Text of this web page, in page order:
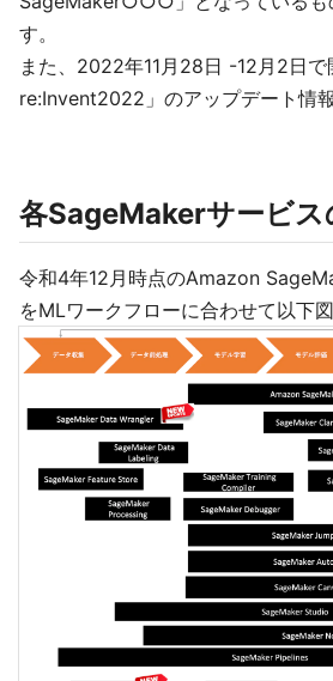
す。
また、2022年11月28日 -12月2日で
re:Invent2022」のアップデート情
各SageMakerサービス
令和4年12月時点のAmazon
をMLワークフローに合わせて以下